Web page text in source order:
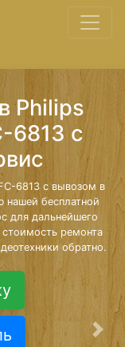
Philips
6813 с
6813 с вывозом в
бесплатной
для дальнейшего
ремонта
обратно.